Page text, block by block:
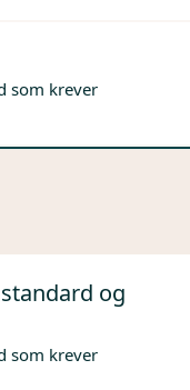
som krever
og
som krever